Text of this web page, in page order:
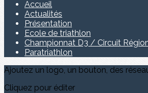
Accueil
Actualités
Présentation
Ecole de triathlon
Championnat D3 / Circuit
Paratriathlon
Ajoutez un logo, un bouton, des
Cliquez pour éditer